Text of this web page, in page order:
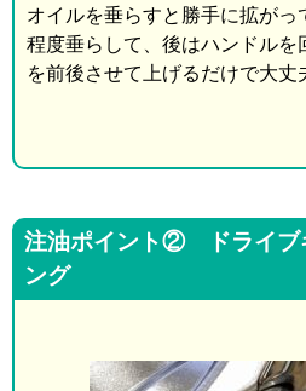
オイルを垂らすと勝手に拡が
程度垂らして、後はハンドルを
を前後させて上げるだけで大丈
注油ポイント② ドライブ
ング